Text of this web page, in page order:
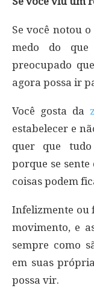
Se você notou
medo do que
preocupado
agora possa ir
Você gosta da
estabelecer e
quer que
porque se
coisas podem
Infelizmente ou
movimento, e
sempre como
em suas
possa vir.